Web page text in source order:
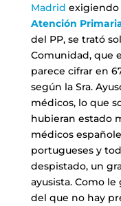
Madrid exigiendo
Atención
del PP, se trató
Comunidad, que
parece cifrar en
según la Sra.
médicos, lo que
hubieran estado
médicos
portugueses y
despistado, un
ayusista. Como
del que no hay